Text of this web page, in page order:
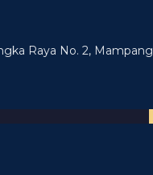
Raya No. 2, Mampang